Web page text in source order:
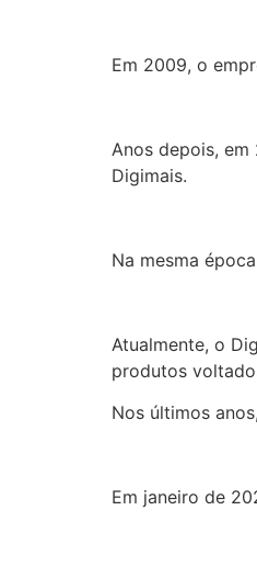
Em 2009, o
Anos depois,
Digimais.
Na mesma
Atualmente, o
produtos
Nos últimos
Em janeiro de